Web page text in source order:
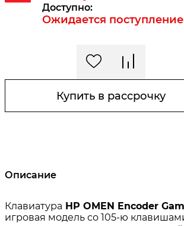
Доступно:
Ожидается поступление
Купить в рассрочку
Описание